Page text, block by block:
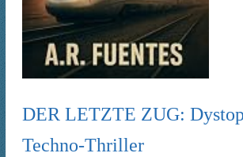
DER LETZTE ZUG:
Techno-Thriller